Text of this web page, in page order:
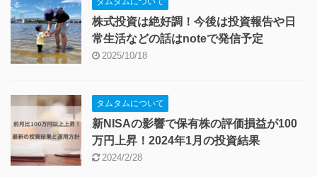
株式投資は絶好調！今後は投資報告や日
常生活などの話はnoteで発信予定
2025/10/18
タムタムについて
新NISAの影響で保有株の評価損益が100
万円上昇！2024年1月の投資結果
2024/2/28